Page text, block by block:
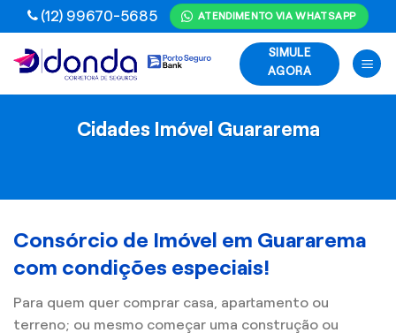
Skip
to
content
(12) 99670-5685 ATENDIMENTO VIA WHATSAPP
SIMULE
AGORA
Cidades Imóvel Guararema
Consórcio de Imóvel em Guararema
com condições especiais!
Para quem quer comprar casa, apartamento ou
terreno; ou mesmo começar uma construção ou